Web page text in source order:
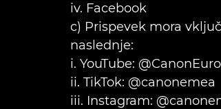
iv. Facebook
c) Prispevek mora
naslednje:
i. YouTube:
ii. TikTok: @canonemea
iii. Instagram: